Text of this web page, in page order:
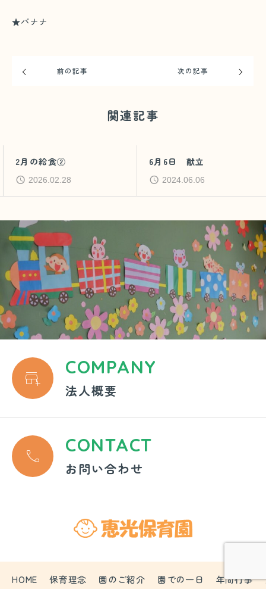
★バナナ
前の記事 次の記事
関連記事
2月の給食②
2026.02.28
6月6日 献立
2024.06.06
 COMPANY
法人概要
 CONTACT
お問い合わせ
HOME 保育理念 園のご紹介 園での一日 年間行事